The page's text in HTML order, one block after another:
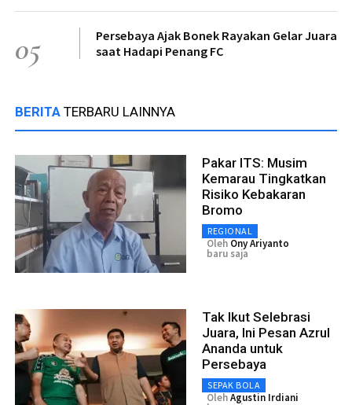
05
Persebaya Ajak Bonek Rayakan Gelar Juara
saat Hadapi Penang FC
BERITA TERBARU LAINNYA
Pakar ITS: Musim
Kemarau Tingkatkan
Risiko Kebakaran
Bromo
REGIONAL
Oleh Ony Ariyanto
baru saja
Tak Ikut Selebrasi
Juara, Ini Pesan Azrul
Ananda untuk
Persebaya
SEPAK BOLA
OlehAgustin Irdiani